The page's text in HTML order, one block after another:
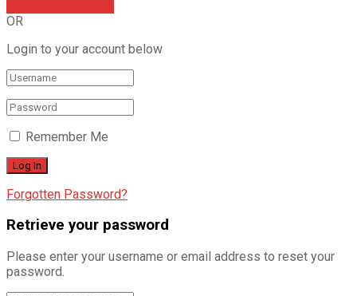
OR
Login to your account below
Remember Me
Forgotten Password?
Retrieve your password
Please enter your username or email address to reset your
password.